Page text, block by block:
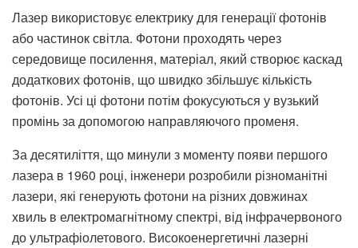
Лазер використовує електрику для генерації фотонів
або частинок світла. Фотони проходять через
середовище посилення, матеріал, який створює каскад
додаткових фотонів, що швидко збільшує кількість
фотонів. Усі ці фотони потім фокусуються у вузький
промінь за допомогою направляючого променя.
За десятиліття, що минули з моменту появи першого
лазера в 1960 році, інженери розробили різноманітні
лазери, які генерують фотони на різних довжинах
хвиль в електромагнітному спектрі, від інфрачервоного
до ультрафіолетового. Високоенергетичні лазерні